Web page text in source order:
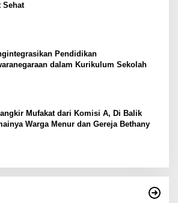
Sehat
Pendidikan
dalam Kurikulum Sekolah
Mufakat dari Komisi A, Di Balik
Warga Menur dan Gereja Bethany